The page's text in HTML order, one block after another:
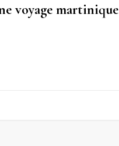
voyage martinique